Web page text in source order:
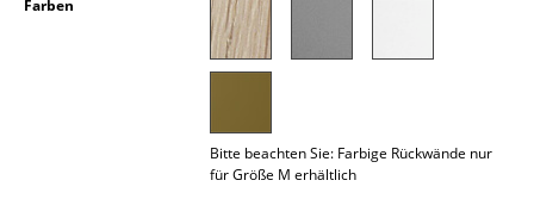
Farben
Bitte beachten Sie: Farbige Rückwände nur
für Größe M erhältlich